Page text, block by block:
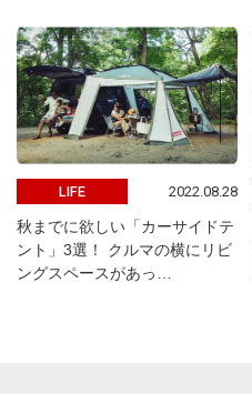
LIFE 2022.08.28
秋までに欲しい「カーサイドテ
ント」3選！ クルマの横にリビ
ングスペースがあっ…